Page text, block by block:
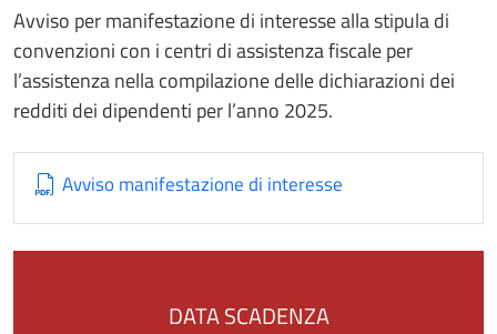
Avviso per manifestazione di interesse alla stipula di
convenzioni con i centri di assistenza fiscale per
l’assistenza nella compilazione delle dichiarazioni dei
redditi dei dipendenti per l’anno 2025.
Avviso manifestazione di interesse
DATA SCADENZA